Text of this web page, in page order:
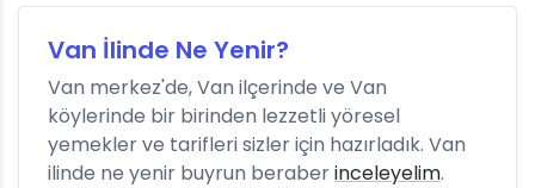
Van İlinde Ne Yenir?
Van merkez'de, Van ilçerinde ve Van
köylerinde bir birinden lezzetli yöresel
yemekler ve tarifleri sizler için hazırladık. Van
ilinde ne yenir buyrun beraberinceleyelim.